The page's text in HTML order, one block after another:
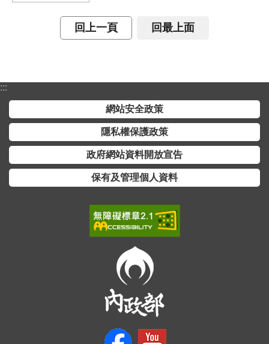
回上一頁 回最上面
:::
網站安全政策
隱私權保護政策
政府網站資料開放宣告
保有及管理個人資料